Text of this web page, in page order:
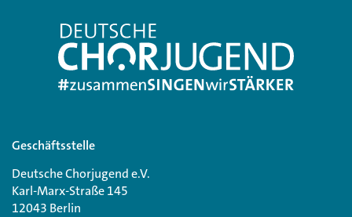
Geschäftsstelle
Deutsche Chorjugend e.V.
Karl-Marx-Straße 145
12043 Berlin